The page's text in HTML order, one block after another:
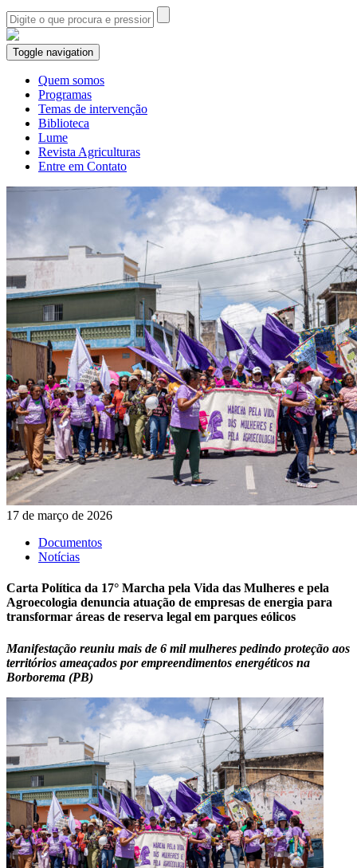
Toggle navigation
Quem somos
Programas
Temas de intervenção
Biblioteca
Lume
Revista Agriculturas
Entre em Contato
17 de março de 2026
Documentos
Notícias
Carta Política da 17° Marcha pela Vida das Mulheres e pela
Agroecologia denuncia atuação de empresas de energia para
transformar áreas de reserva legal em parques eólicos
Manifestação reuniu mais de 6 mil mulheres pedindo proteção aos
territórios ameaçados por empreendimentos energéticos na
Borborema (PB)